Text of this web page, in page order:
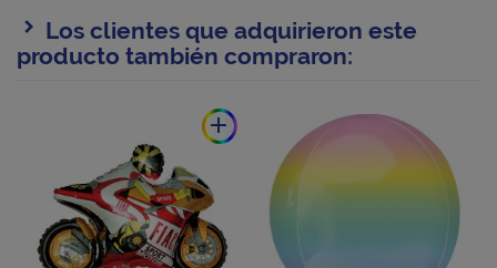
Los clientes que adquirieron este
producto también compraron:
add